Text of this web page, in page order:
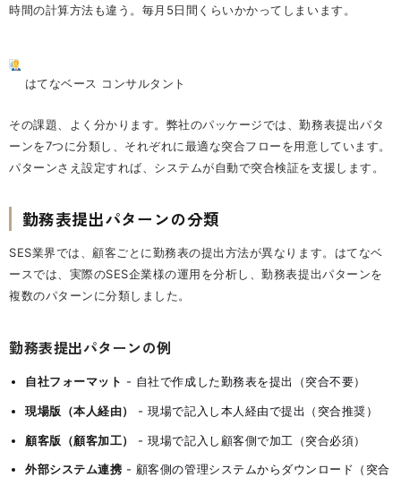
時間の計算方法も違う。毎月5日間くらいかかってしまいます。
はてなベース コンサルタント
その課題、よく分かります。弊社のパッケージでは、勤務表提出パタ
ーンを7つに分類し、それぞれに最適な突合フローを用意しています。
パターンさえ設定すれば、システムが自動で突合検証を支援します。
勤務表提出パターンの分類
SES業界では、顧客ごとに勤務表の提出方法が異なります。はてなベ
ースでは、実際のSES企業様の運用を分析し、勤務表提出パターンを
複数のパターンに分類しました。
勤務表提出パターンの例
自社フォーマット - 自社で作成した勤務表を提出（突合不要）
現場版（本人経由） - 現場で記入し本人経由で提出（突合推奨）
顧客版（顧客加工） - 現場で記入し顧客側で加工（突合必須）
外部システム連携 - 顧客側の管理システムからダウンロード（突合